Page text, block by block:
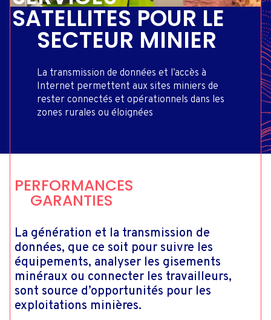
SATELLITES POUR LE
SECTEUR MINIER
La transmission de données et l’accès à
Internet permettent aux sites miniers de
rester connectés et opérationnels dans les
zones rurales ou éloignées
PERFORMANCES
GARANTIES
La génération et la transmission de
données, que ce soit pour suivre les
équipements, analyser les gisements
minéraux ou connecter les travailleurs,
sont source d’opportunités pour les
exploitations minières.